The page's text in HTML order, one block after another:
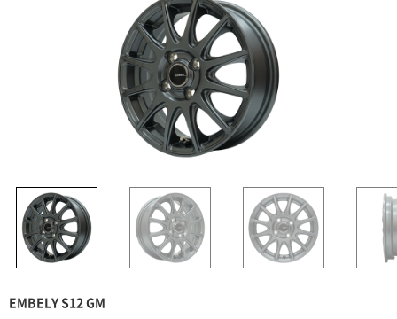
EMBELY S12 GM